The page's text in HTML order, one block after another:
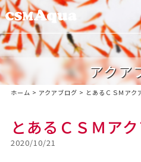
アクア
ホーム > アクアブログ > とあるＣＳＭアク
とあるＣＳＭア
2020/10/21